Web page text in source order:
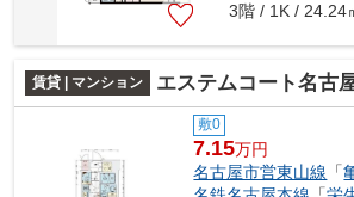
3階 / 1K / 24.24
賃貸 | マンション エステムコート名古
敷0
7.15万円
名古屋市営東山線 「